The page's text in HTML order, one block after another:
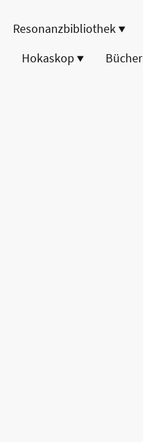
Resonanzbibliothek
Hokaskop Bücher